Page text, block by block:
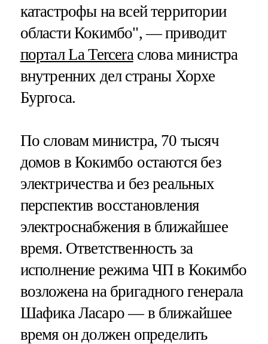
катастрофы на всей территории
области Кокимбо", — приводит
портал La Terceraслова министра
внутренних дел страны Хорхе
Бургоса.
По словам министра, 70 тысяч
домов в Кокимбо остаются без
электричества и без реальных
перспектив восстановления
электроснабжения в ближайшее
время. Ответственность за
исполнение режима ЧП в Кокимбо
возложена на бригадного генерала
Шафика Ласаро — в ближайшее
время он должен определить